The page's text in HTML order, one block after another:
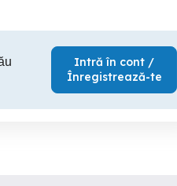
Intră în cont /
Înregistrează-te